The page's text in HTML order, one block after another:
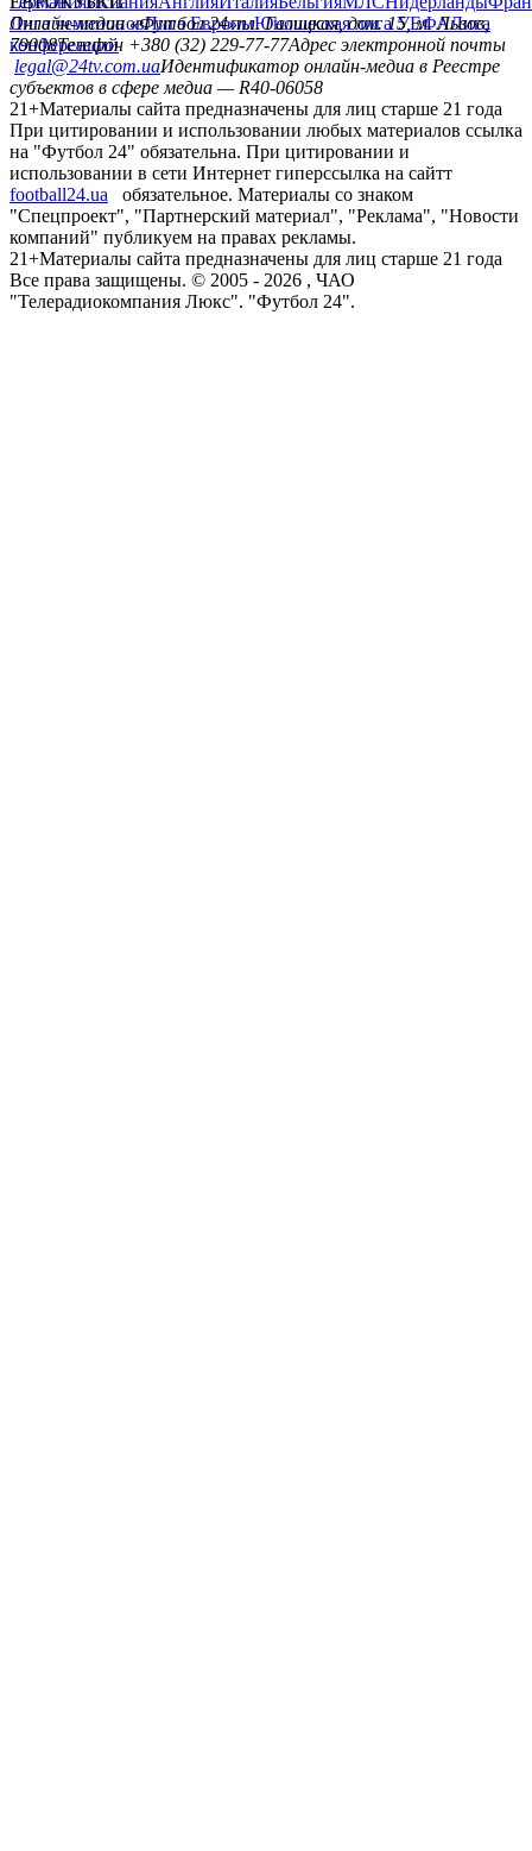
Лига чемпионовЛига ЕвропыЮношеская лига УЕФАЛига
конференций
Онлайн-медиа «Футбол 24»пл. Галицкая, дом. 15, м. Львов,
79008Телефон +380 (32) 229-77-77Адрес электронной почты
legal@24tv.com.uaИдентификатор онлайн-медиа в Реестре
субъектов в сфере медиа — R40-06058
21+Материалы сайта предназначены для лиц старше 21 года
При цитировании и использовании любых материалов ссылка
на "Футбол 24" обязательна. При цитировании и
использовании в сети Интернет гиперссылка на сайтт
football24.ua
обязательное. Материалы со знаком
"Спецпроект", "Партнерский материал", "Реклама", "Новости
компаний" публикуем на правах рекламы.
21+Материалы сайта предназначены для лиц старше 21 года
Все права защищены. © 2005 - 2026 , ЧАО
"Телерадиокомпания Люкс". "Футбол 24".